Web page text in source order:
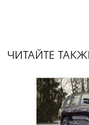
ЧИТАЙТЕ